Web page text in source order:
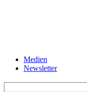
Medien
Newsletter